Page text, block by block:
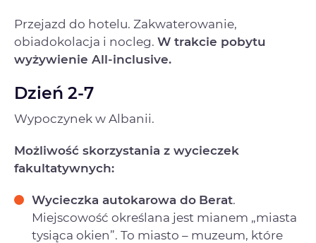
Przejazd do hotelu. Zakwaterowanie,
obiadokolacja i nocleg. W trakcie pobytu
wyżywienie All-inclusive.
Dzień 2-7
Wypoczynek w Albanii.
Możliwość skorzystania z wycieczek
fakultatywnych:
Wycieczka autokarowa do Berat.
Miejscowość określana jest mianem „miasta
tysiąca okien”. To miasto – muzeum, które